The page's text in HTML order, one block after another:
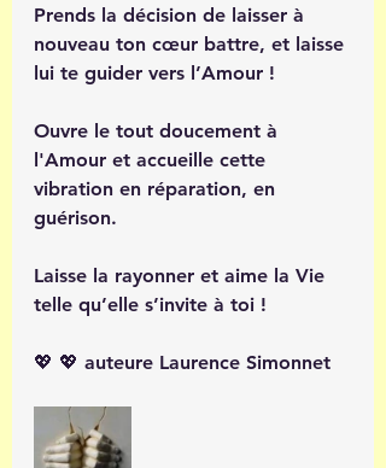
Prends la décision de laisser à
nouveau ton cœur battre, et laisse
lui te guider vers l’Amour !
Ouvre le tout doucement à
l'Amour et accueille cette
vibration en réparation, en
guérison.
Laisse la rayonner et aime la Vie
telle qu’elle s’invite à toi !
💖 💖 auteure Laurence Simonnet